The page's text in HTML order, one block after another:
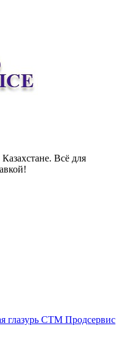
Всё для
глазурь СТМ Продсервис